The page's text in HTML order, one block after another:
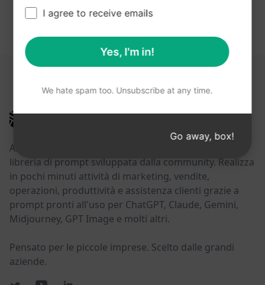
AIPRM
AIPRM è uno strumento di gestione dei prompt e una
libreria di prompt sviluppata dalla community. Realizza
in pochi minuti attività di marketing, vendite,
operazioni, produttività e assistenza clienti grazie a
prompt pronti all'uso per ChatGPT, Claude, Gemini,
Midjourney, GPT Image e molti altri.
Pensato per le piccole imprese. Scelto dalle grandi
aziende.
I agree to receive emails
Yes, I'm in!
We hate spam too. Unsubscribe at any time.
Go away, box!